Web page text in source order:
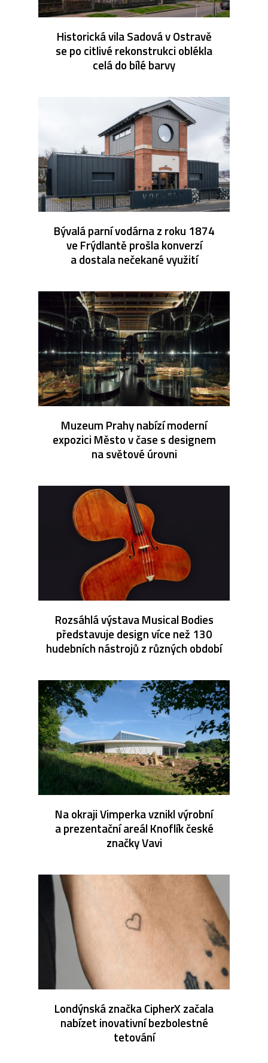
Historická vila Sadová v Ostravě
se po citlivé rekonstrukci oblékla
celá do bílé barvy
Bývalá parní vodárna z roku 1874
ve Frýdlantě prošla konverzí
a dostala nečekané využití
Muzeum Prahy nabízí moderní
expozici Město v čase s designem
na světové úrovni
Rozsáhlá výstava Musical Bodies
představuje design více než 130
hudebních nástrojů z různých období
Na okraji Vimperka vznikl výrobní
a prezentační areál Knoflík české
značky Vavi
Londýnská značka CipherX začala
nabízet inovativní bezbolestné
tetování